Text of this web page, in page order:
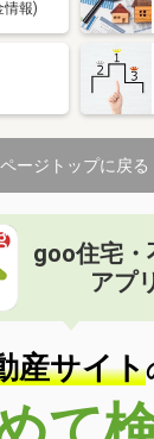
情報)
ページトップに戻る
goo住宅・
アプ
産サイト